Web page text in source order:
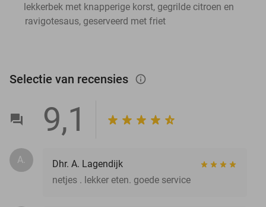
lekkerbek met knapperige korst, gegrilde citroen en
ravigotesaus, geserveerd met friet
Selectie van recensies info_outlined
9,1
A.
Dhr. A. Lagendijk
netjes . lekker eten. goede service